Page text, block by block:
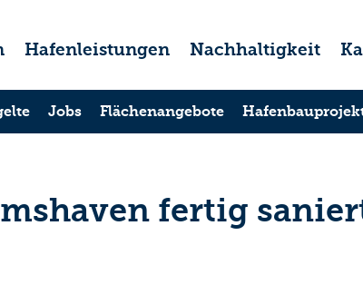
Hafenleistungen Nachhaltigkeit
Jobs Flächenangebote
fertig